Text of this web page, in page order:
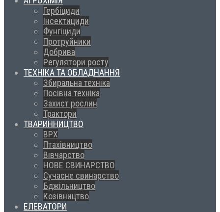
Гербіциди
Інсектициди
Фунгіциди
Протруйники
Добрива
Регулятори росту
ТЕХНІКА ТА ОБЛАДНАННЯ
Збиральна техніка
Посівна техніка
Захист рослин
Трактори
ТВАРИННИЦТВО
ВРХ
Птахівництво
Вівчарство
НОВЕ СВИНАРСТВО
Сучасне свинарство
Бджільництво
Козівництво
ЕЛЕВАТОРИ